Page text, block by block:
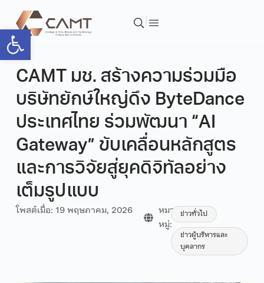
Open toolbar
CAMT มช. สร้างความร่วมมือ
บริษัทยักษ์ใหญ่ดึง ByteDance
ประเทศไทย ร่วมพัฒนา “AI
Gateway” ขับเคลื่อนหลักสูตร
และการวิจัยสู่ยุคดิจิทัลอย่าง
เต็มรูปแบบ
โพสต์เมื่อ: 19 พฤษภาคม, 2026
หมวด
หมู่:
ข่าวทั่วไป
ข่าวผู้บริหารและ
บุคลากร